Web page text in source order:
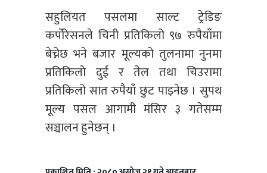
सहुलियत पसलमा साल्ट ट्रेडिङ
कर्पोरेसनले चिनी प्रतिकिलो ९७ रुपैयाँमा
बेच्नेछ भने बजार मूल्यको तुलनामा नुनमा
प्रतिकिलो दुई र तेल तथा चिउरामा
प्रतिकिलो सात रुपैयाँ छुट पाइनेछ । सुपथ
मूल्य पसल आगामी मंसिर ३ गतेसम्म
सञ्चालन हुनेछन् ।